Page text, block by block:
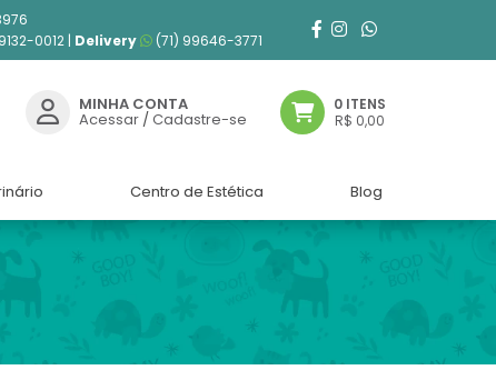
0012 | Delivery (71) 99646-3771
MINHA CONTA
Acessar /Cadastre-se
0 ITENS
R$ 0,00
Centro de Estética Blog